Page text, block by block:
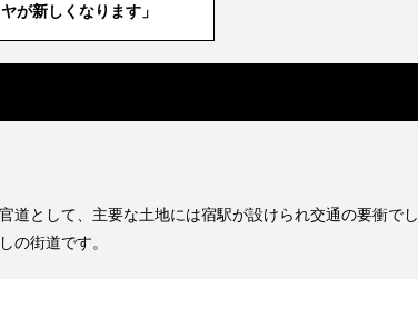
が新しくなります」
道として、主要な土地には宿駅が設けられ交通の要衝でし
の街道です。